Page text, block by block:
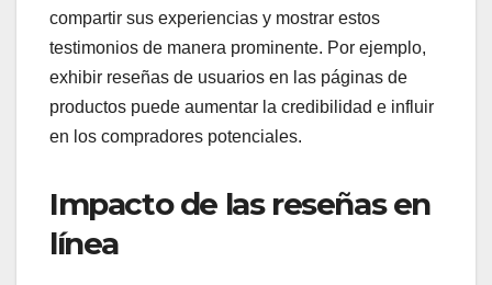
compartir sus experiencias y mostrar estos
testimonios de manera prominente. Por ejemplo,
exhibir reseñas de usuarios en las páginas de
productos puede aumentar la credibilidad e influir
en los compradores potenciales.
Impacto de las reseñas en
línea